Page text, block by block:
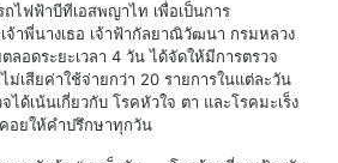
ฟฟ้าบีทีเอสพญาไท เพื่อเป็นการ
จ้าพี่นางเธอ เจ้าฟ้ากัลยาณิวัฒนา กรมหลวง
อดระยะเวลา 4 วัน ได้จัดให้มีการตรวจ
เสียค่าใช้จ่ายกว่า 20 รายการในแต่ละวัน
ด้เน้นเกี่ยวกับ โรคหัวใจ ตา และโรคมะเร็ง
อยให้คำปรึกษาทุกวัน